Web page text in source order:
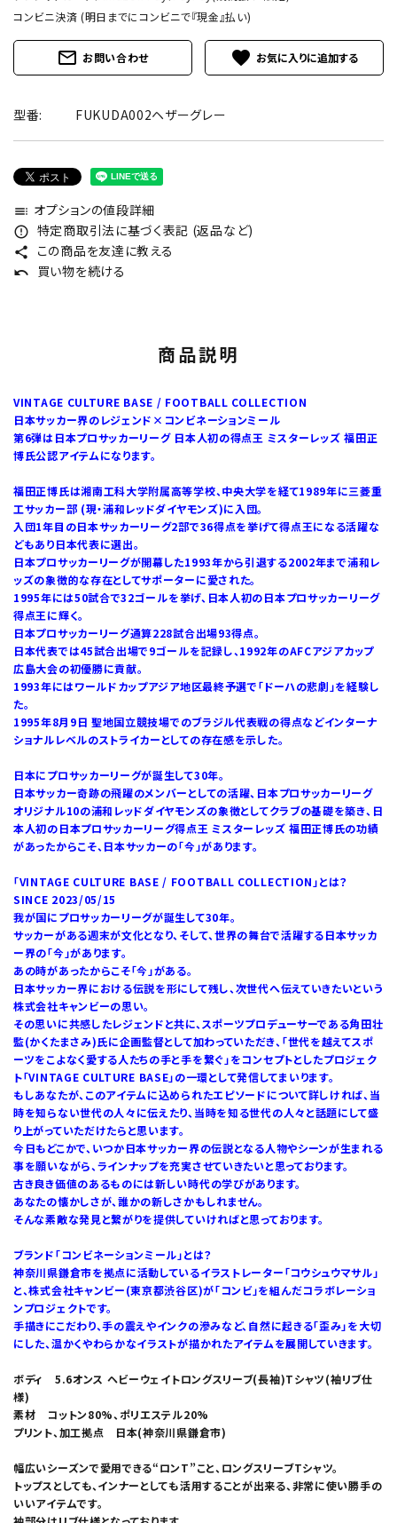
コンビニ決済 (明日までにコンビニで『現金』払い)
mail_outline お問い合わせ favorite
型番: FUKUDA002ヘザーグレー
toc オプションの値段詳細
error_outline 特定商取引法に基づく表記 (返品など)
share この商品を友達に教える
undo 買い物を続ける
商品説明
VINTAGE CULTURE BASE / FOOTBALL COLLECTION
日本サッカー界のレジェンド×コンビネーションミール
第6弾は日本プロサッカーリーグ 日本人初の得点王 ミスターレッズ 福田正
博氏公認アイテムになります。
福田正博氏は湘南工科大学附属高等学校、中央大学を経て1989年に三菱重
工サッカー部 (現・浦和レッドダイヤモンズ)に入団。
入団1年目の日本サッカーリーグ2部で36得点を挙げて得点王になる活躍な
どもあり日本代表に選出。
日本プロサッカーリーグが開幕した1993年から引退する2002年まで浦和レ
ッズの象徴的な存在としてサポーターに愛された。
1995年には50試合で32ゴールを挙げ、日本人初の日本プロサッカーリーグ
得点王に輝く。
日本プロサッカーリーグ通算228試合出場93得点。
日本代表では45試合出場で9ゴールを記録し、1992年のAFCアジアカップ
広島大会の初優勝に貢献。
1993年にはワールドカップアジア地区最終予選で「ドーハの悲劇」を経験し
た。
1995年8月9日 聖地国立競技場でのブラジル代表戦の得点などインターナ
ショナルレベルのストライカーとしての存在感を示した。
日本にプロサッカーリーグが誕生して30年。
日本サッカー奇跡の飛躍のメンバーとしての活躍、日本プロサッカーリーグ
オリジナル10の浦和レッドダイヤモンズの象徴としてクラブの基礎を築き、日
本人初の日本プロサッカーリーグ得点王 ミスターレッズ 福田正博氏の功績
があったからこそ、日本サッカーの「今」があります。
「VINTAGE CULTURE BASE / FOOTBALL COLLECTION」とは？
SINCE 2023/05/15
我が国にプロサッカーリーグが誕生して30年。
サッカーがある週末が文化となり、そして、世界の舞台で活躍する日本サッカ
ー界の「今」があります。
あの時があったからこそ「今」がある。
日本サッカー界における伝説を形にして残し、次世代へ伝えていきたいという
株式会社キャンビーの思い。
その思いに共感したレジェンドと共に、スポーツプロデューサーである角田壮
監(かくたまさみ)氏に企画監督として加わっていただき、「世代を越えてスポ
ーツをこよなく愛する人たちの手と手を繋ぐ」をコンセプトとしたプロジェク
ト「VINTAGE CULTURE BASE」の一環として発信してまいります。
もしあなたが、このアイテムに込められたエピソードについて詳しければ、当
時を知らない世代の人々に伝えたり、当時を知る世代の人々と話題にして盛
り上がっていただけたらと思います。
今日もどこかで、いつか日本サッカー界の伝説となる人物やシーンが生まれる
事を願いながら、ラインナップを充実させていきたいと思っております。
古き良き価値のあるものには新しい時代の学びがあります。
あなたの懐かしさが、誰かの新しさかもしれません。
そんな素敵な発見と繋がりを提供していければと思っております。
ブランド「コンビネーションミール」とは？
神奈川県鎌倉市を拠点に活動しているイラストレーター「コウシュウマサル」
と、株式会社キャンビー(東京都渋谷区)が「コンビ」を組んだコラボレーショ
ンプロジェクトです。
手描きにこだわり、手の震えやインクの滲みなど、自然に起きる「歪み」を大切
にした、温かくやわらかなイラストが描かれたアイテムを展開していきます。
ボディ 5.6オンス ヘビーウェイトロングスリーブ(長袖)Tシャツ(袖リブ仕
様)
素材 コットン80%、ポリエステル20%
プリント、加工拠点 日本(神奈川県鎌倉市)
幅広いシーズンで愛用できる“ロンT”こと、ロングスリーブTシャツ。
トップスとしても、インナーとしても活用することが出来る、非常に使い勝手の
いいアイテムです。